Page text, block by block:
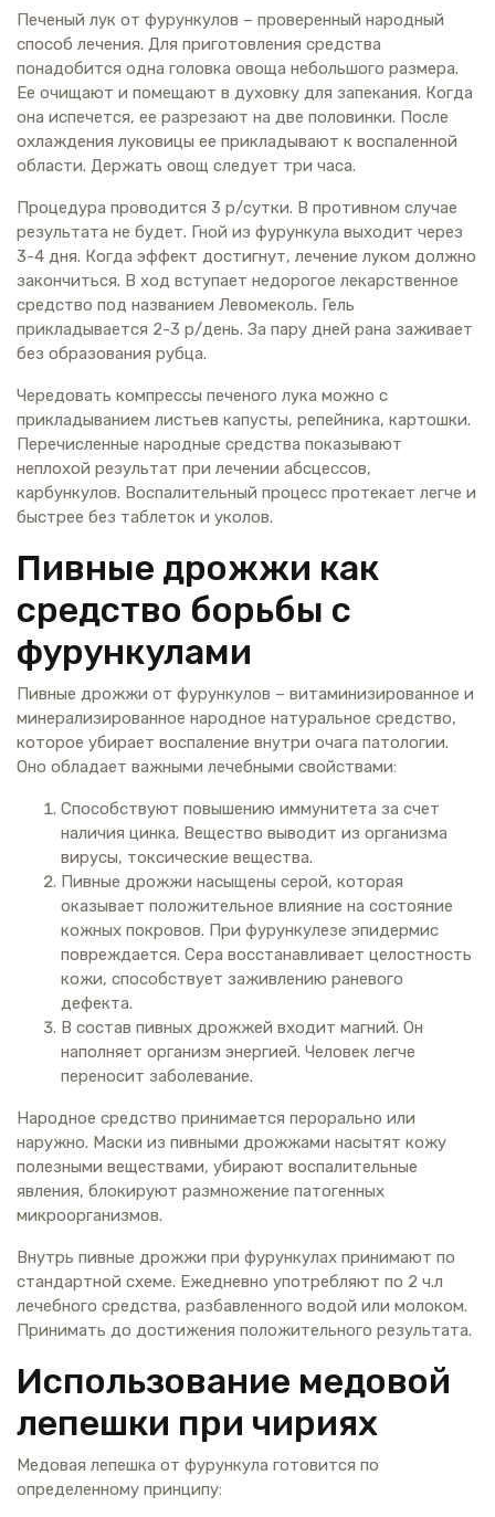
Печеный лук от фурункулов – проверенный народный
способ лечения. Для приготовления средства
понадобится одна головка овоща небольшого размера.
Ее очищают и помещают в духовку для запекания. Когда
она испечется, ее разрезают на две половинки. После
охлаждения луковицы ее прикладывают к воспаленной
области. Держать овощ следует три часа.
Процедура проводится 3 р/сутки. В противном случае
результата не будет. Гной из фурункула выходит через
3-4 дня. Когда эффект достигнут, лечение луком должно
закончиться. В ход вступает недорогое лекарственное
средство под названием Левомеколь. Гель
прикладывается 2-3 р/день. За пару дней рана заживает
без образования рубца.
Чередовать компрессы печеного лука можно с
прикладыванием листьев капусты, репейника, картошки.
Перечисленные народные средства показывают
неплохой результат при лечении абсцессов,
карбункулов. Воспалительный процесс протекает легче и
быстрее без таблеток и уколов.
Пивные дрожжи как
средство борьбы с
фурункулами
Пивные дрожжи от фурункулов – витаминизированное и
минерализированное народное натуральное средство,
которое убирает воспаление внутри очага патологии.
Оно обладает важными лечебными свойствами:
Способствуют повышению иммунитета за счет
наличия цинка. Вещество выводит из организма
вирусы, токсические вещества.
Пивные дрожжи насыщены серой, которая
оказывает положительное влияние на состояние
кожных покровов. При фурункулезе эпидермис
повреждается. Сера восстанавливает целостность
кожи, способствует заживлению раневого
дефекта.
В состав пивных дрожжей входит магний. Он
наполняет организм энергией. Человек легче
переносит заболевание.
Народное средство принимается перорально или
наружно. Маски из пивными дрожжами насытят кожу
полезными веществами, убирают воспалительные
явления, блокируют размножение патогенных
микроорганизмов.
Внутрь пивные дрожжи при фурункулах принимают по
стандартной схеме. Ежедневно употребляют по 2 ч.л
лечебного средства, разбавленного водой или молоком.
Принимать до достижения положительного результата.
Использование медовой
лепешки при чириях
Медовая лепешка от фурункула готовится по
определенному принципу: